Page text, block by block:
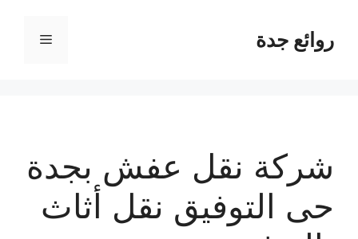
روائع جدة القائمة
شركة نقل عفش بجدة
حى التوفيق نقل أثاث